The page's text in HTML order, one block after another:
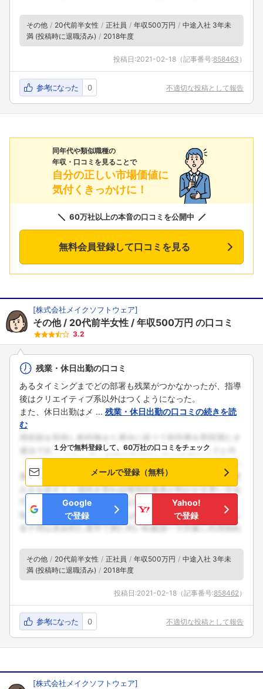
その他 20代前半女性 正社員 年収500万円
中途入社 3年未
満 (投稿時に退職済み)
2018年度
投稿日:2021-02-18 （記事番号:858463 ）
参考になった 0 不適切な投稿として報告
同年代や類似職種の
年収・口コミを見ることで
自分の正しい市場価値に
気付くきっかけに！
60万社以上の本音の口コミを公開中
無料会員登録して口コミを見る
[株式会社メイクソフトウェア]
その他 20代前半女性 年収500万円 の口コミ
3.2
残業・休日出勤の口コミ
あるタイミングまでどの部署も残業がつかなかったが、指導
後はクリエイティブ系以外はつくようになった。
また、休日出勤はメ ... 残業・休日出勤の口コミの続きを読
む
１分で無料登録して、60万社の口コミをチェック
メールで登録（無料）
Google
で登録
Yahoo!
で登録
その他 20代前半女性 正社員 年収500万円
中途入社 3年未
満 (投稿時に退職済み)
2018年度
投稿日:2021-02-18 （記事番号:858462 ）
参考になった 0 不適切な投稿として報告
[株式会社メイクソフトウェア]